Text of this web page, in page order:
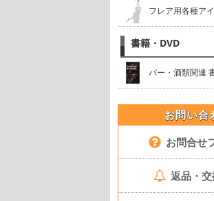
フレア用各種ア
書籍・DVD
バー・酒類関連
お問い合
お問合せ
返品・